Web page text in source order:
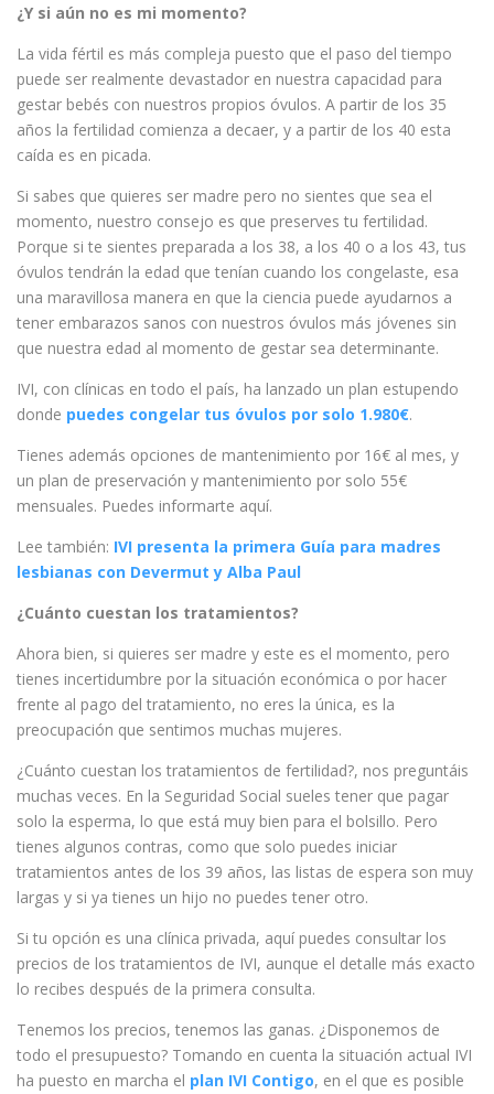
¿Y si aún no es mi momento?
La vida fértil es más compleja puesto que el paso del tiempo
puede ser realmente devastador en nuestra capacidad para
gestar bebés con nuestros propios óvulos. A partir de los 35
años la fertilidad comienza a decaer, y a partir de los 40 esta
caída es en picada.
Si sabes que quieres ser madre pero no sientes que sea el
momento, nuestro consejo es que preserves tu fertilidad.
Porque si te sientes preparada a los 38, a los 40 o a los 43, tus
óvulos tendrán la edad que tenían cuando los congelaste, esa
una maravillosa manera en que la ciencia puede ayudarnos a
tener embarazos sanos con nuestros óvulos más jóvenes sin
que nuestra edad al momento de gestar sea determinante.
IVI, con clínicas en todo el país, ha lanzado un plan estupendo
donde puedes congelar tus óvulos por solo 1.980€.
Tienes además opciones de mantenimiento por 16€ al mes, y
un plan de preservación y mantenimiento por solo 55€
mensuales. Puedes informarte aquí.
Lee también: IVI presenta la primera Guía para madres
lesbianas con Devermut y Alba Paul
¿Cuánto cuestan los tratamientos?
Ahora bien, si quieres ser madre y este es el momento, pero
tienes incertidumbre por la situación económica o por hacer
frente al pago del tratamiento, no eres la única, es la
preocupación que sentimos muchas mujeres.
¿Cuánto cuestan los tratamientos de fertilidad?, nos preguntáis
muchas veces. En la Seguridad Social sueles tener que pagar
solo la esperma, lo que está muy bien para el bolsillo. Pero
tienes algunos contras, como que solo puedes iniciar
tratamientos antes de los 39 años, las listas de espera son muy
largas y si ya tienes un hijo no puedes tener otro.
Si tu opción es una clínica privada, aquí puedes consultar los
precios de los tratamientos de IVI, aunque el detalle más exacto
lo recibes después de la primera consulta.
Tenemos los precios, tenemos las ganas. ¿Disponemos de
todo el presupuesto? Tomando en cuenta la situación actual IVI
ha puesto en marcha el plan IVI Contigo, en el que es posible